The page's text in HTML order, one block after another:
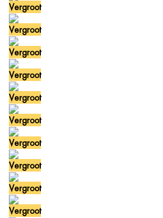
Vergroot
Vergroot
Vergroot
Vergroot
Vergroot
Vergroot
Vergroot
Vergroot
Vergroot
Vergroot